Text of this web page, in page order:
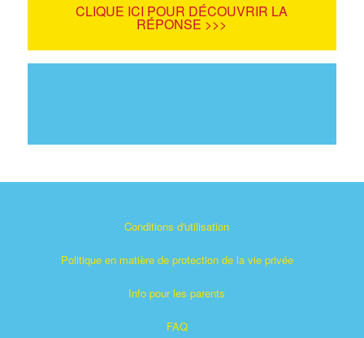
CLIQUE ICI POUR DÉCOUVRIR LA
RÉPONSE >>>
Conditions d'utilisation
Politique en matière de protection de la vie privée
Info pour les parents
FAQ